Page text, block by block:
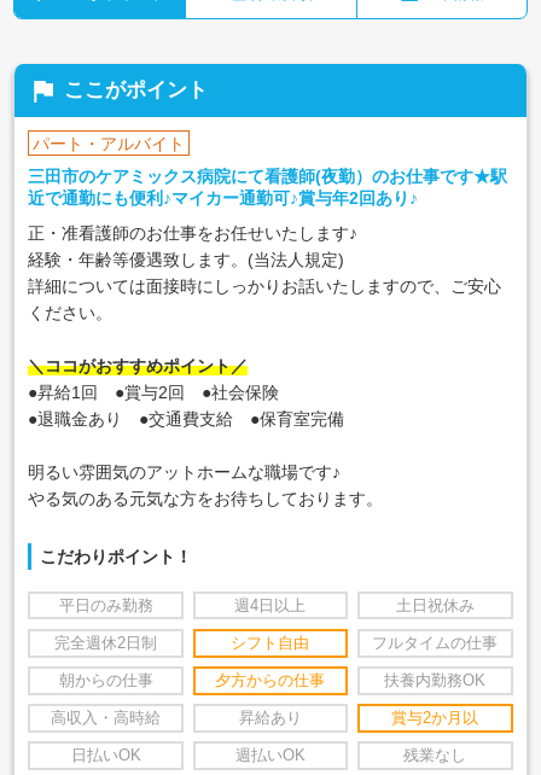
flag ここがポイント
パート・アルバイト
三田市のケアミックス病院にて看護師(夜勤）のお仕事です★駅
近で通勤にも便利♪マイカー通勤可♪賞与年2回あり♪
正・准看護師のお仕事をお任せいたします♪
経験・年齢等優遇致します。(当法人規定)
詳細については面接時にしっかりお話いたしますので、ご安心
ください。
＼ココがおすすめポイント／
●昇給1回 ●賞与2回 ●社会保険
●退職金あり ●交通費支給 ●保育室完備
明るい雰囲気のアットホームな職場です♪
やる気のある元気な方をお待ちしております。
こだわりポイント！
平日のみ勤務 週4日以上 土日祝休み
完全週休2日制 シフト自由 フルタイムの仕事
朝からの仕事 夕方からの仕事 扶養内勤務OK
高収入・高時給 昇給あり 賞与2か月以
日払いOK 週払いOK 残業なし